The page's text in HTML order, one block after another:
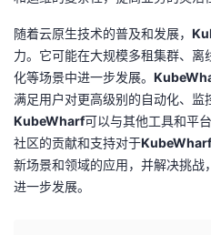
随着云原生技术的普及和发展，
力。它可能在大规模多租集群、
化等场景中进一步发展。
满足用户对更高级别的自动化、监
KubeWharf可以与其他工具和平
社区的贡献和支持对于KubeWharf
新场景和领域的应用，并解决挑战
进一步发展。